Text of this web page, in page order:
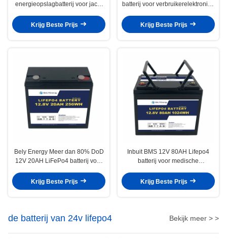
energieopslagbatterij voor jacht
Krijg Beste Prijs
batterij voor verbruikerelektronica
Krijg Beste Prijs
Bely Energy Meer dan 80% DoD
12V 20AH LiFePo4 batterij voor
Krijg Beste Prijs
Inbuit BMS 12V 80AH Lifepo4
batterij voor medische
energiesysteem
Krijg Beste Prijs
de batterij van 24v lifepo4 Bekijk meer > >